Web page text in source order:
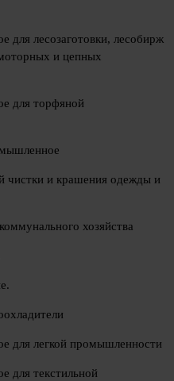
для лесозаготовки, лесобирж
и цепных
для торфяной
чистки и крашения одежды и
хозяйства
для легкой промышленности
для текстильной